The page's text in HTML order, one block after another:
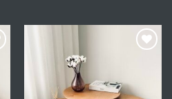
Favorilere
Ekle